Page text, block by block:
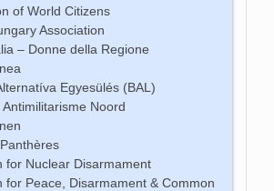
of World Citizens
Association
– Donne della Regione
Egyesülés (BAL)
Antimilitarisme Noord
for Nuclear Disarmament
for Peace, Disarmament & Common